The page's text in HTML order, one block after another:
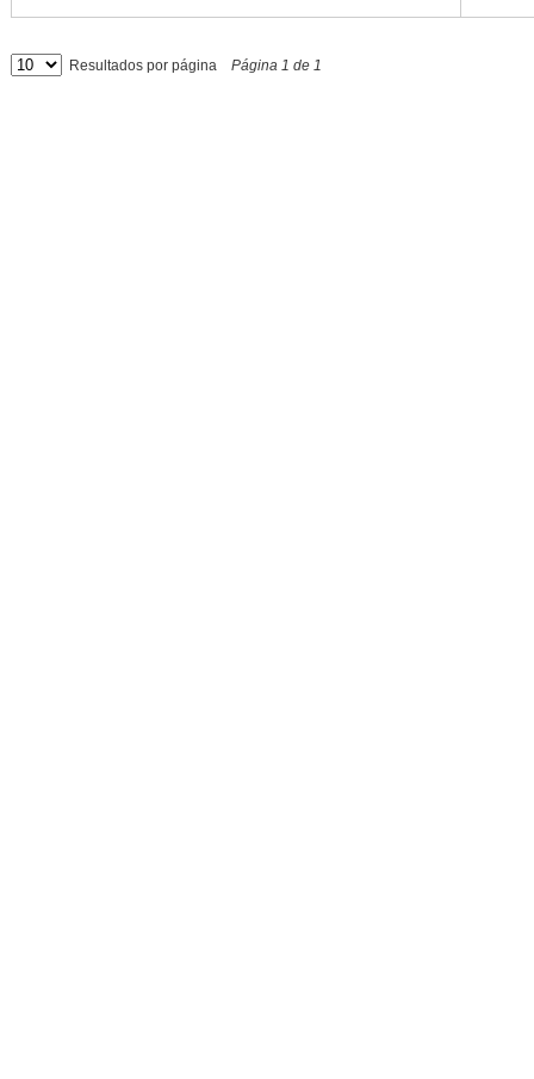
Resultados por página Página 1 de 1